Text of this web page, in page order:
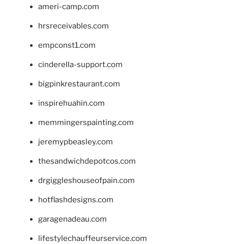
ameri-camp.com
hrsreceivables.com
empconst1.com
cinderella-support.com
bigpinkrestaurant.com
inspirehuahin.com
memmingerspainting.com
jeremypbeasley.com
thesandwichdepotcos.com
drgiggleshouseofpain.com
hotflashdesigns.com
garagenadeau.com
lifestylechauffeurservice.com